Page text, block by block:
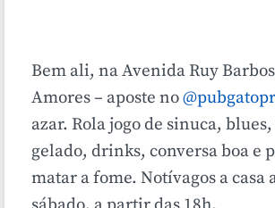
Bem ali, na Avenida Ruy
Amores – aposte no
azar. Rola jogo de sinuca,
gelado, drinks, conversa boa e
matar a fome. Notívagos a casa